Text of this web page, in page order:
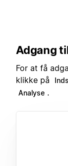
Adgang
For at få
klikke på
Analyse .